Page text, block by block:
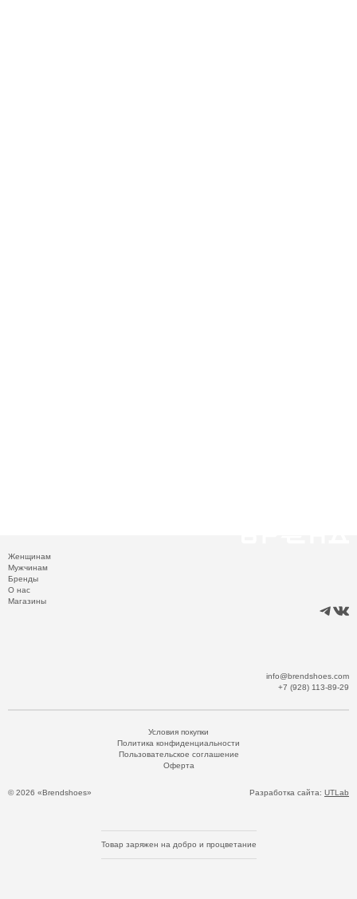
Женщинам
Мужчинам
Бренды
О нас
Магазины
info@brendshoes.com
+7 (928) 113-89-29
© 2026 «Brendshoes»
Условия покупки
Политика конфиденциальности
Пользовательское соглашение
Оферта
Разработка сайта: UTLab
Товар заряжен на добро и процветание